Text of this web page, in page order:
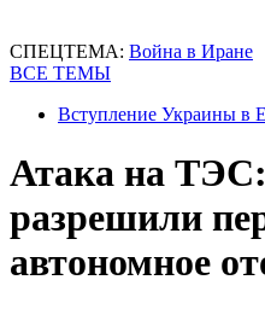
СПЕЦТЕМА: Война в Иране
ВСЕ ТЕМЫ
Вступление Украины в
Атака на
разрешили
автономное